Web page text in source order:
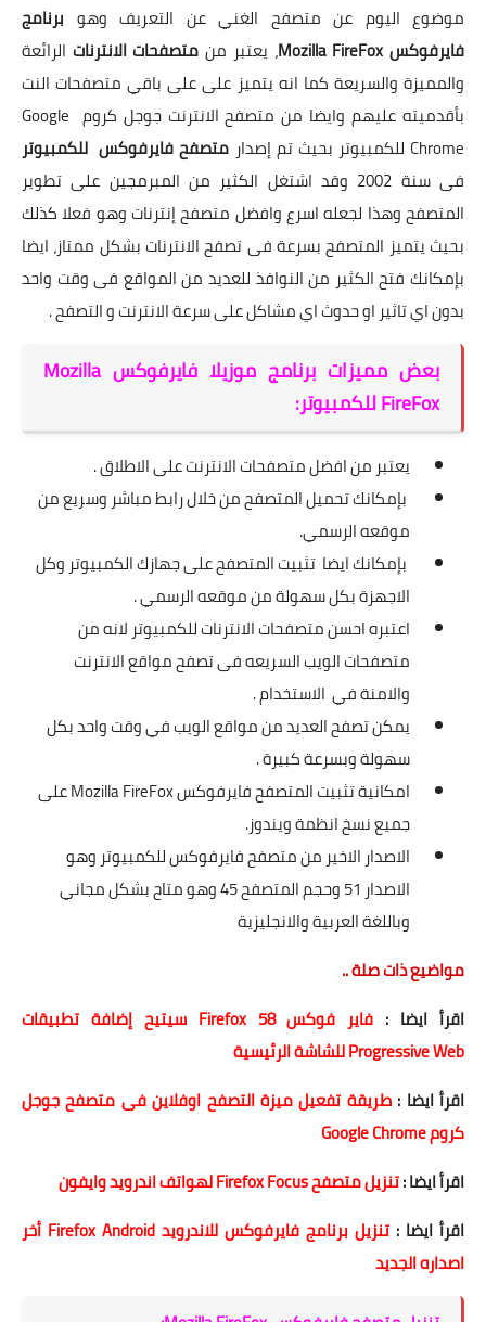
موضوع اليوم عن متصفح الغني عن التعريف وهو برنامج
فايرفوكس Mozilla FireFox
، يعتبر من متصفحات الانترنات الرائعة
والمميزة والسريعة كما انه يتميز على على باقي متصفحات النت
بأقدميته عليهم وايضا من متصفح الانترنت جوجل كروم Google
Chrome للكمبيوتر بحيث تم إصدار
متصفح فايرفوكس للكمبيوتر
فى سنة 2002 وقد اشتغل الكثير من المبرمجين على تطوير
المتصفح وهذا لجعله اسرع وافضل متصفح إنترنات وهو فعلا كذلك
بحيث يتميز المتصفح بسرعة فى تصفح الانترنات بشكل ممتاز، ايضا
بإمكانك فتح الكثير من النوافذ للعديد من المواقع فى وقت واحد
بدون اي تاثير او حدوث اي مشاكل على سرعة الانترنت و التصفح .
بعض مميزات برنامج موزيلا فايرفوكس Mozilla
FireFox للكمبيوتر:
يعتبر من افضل متصفحات الانترنت على الاطلاق .
بإمكانك تحميل المتصفح من خلال رابط مباشر وسريع من
موقعه الرسمي.
بإمكانك ايضا تثبيت المتصفح على جهازك الكمبيوتر وكل
الاجهزة بكل سهولة من موقعه الرسمي .
اعتبره احسن متصفحات الانترنات للكمبيوتر لانه من
متصفحات الويب السريعه فى تصفح مواقع الانترنت
والامنة في الاستخدام .
يمكن تصفح العديد من مواقع الويب في وقت واحد بكل
سهولة وبسرعة كبيرة .
امكانية تثبيت المتصفح فايرفوكس Mozilla FireFox على
جميع نسخ انظمة ويندوز.
الاصدار الاخير من متصفح فايرفوكس للكمبيوتر وهو
الاصدار 51 وحجم المتصفح 45 وهو متاح بشكل مجاني
وباللغة العربية والانجليزية
مواضيع ذات صلة ..
اقرأ ايضا :
فاير فوكس Firefox 58 سيتيح إضافة تطبيقات
Progressive Web للشاشة الرئيسية
اقرأ ايضا :طريقة تفعيل ميزة التصفح اوفلاين فى متصفح جوجل
كروم Google Chrome
اقرأ ايضا :تنزيل متصفح Firefox Focus لهواتف اندرويد وايفون
اقرأ ايضا :
تنزيل برنامج فايرفوكس للاندرويد Firefox Android أخر
اصداره الجديد